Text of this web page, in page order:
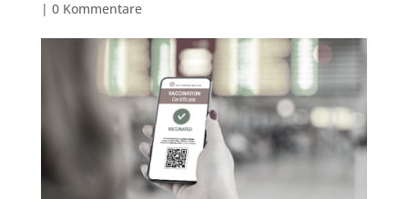
| 0 Kommentare